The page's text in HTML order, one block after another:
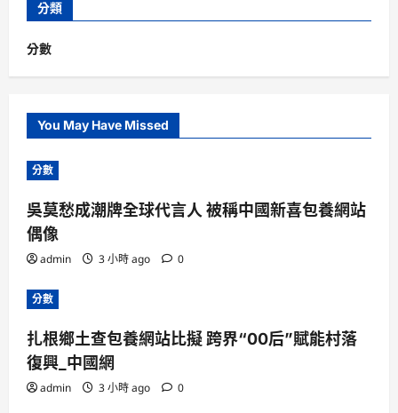
分類
分數
You May Have Missed
分數
吳莫愁成潮牌全球代言人 被稱中國新喜包養網站
偶像
admin 3 小時 ago 0
分數
扎根鄉土查包養網站比擬 跨界“00后”賦能村落
復興_中國網
admin 3 小時 ago 0